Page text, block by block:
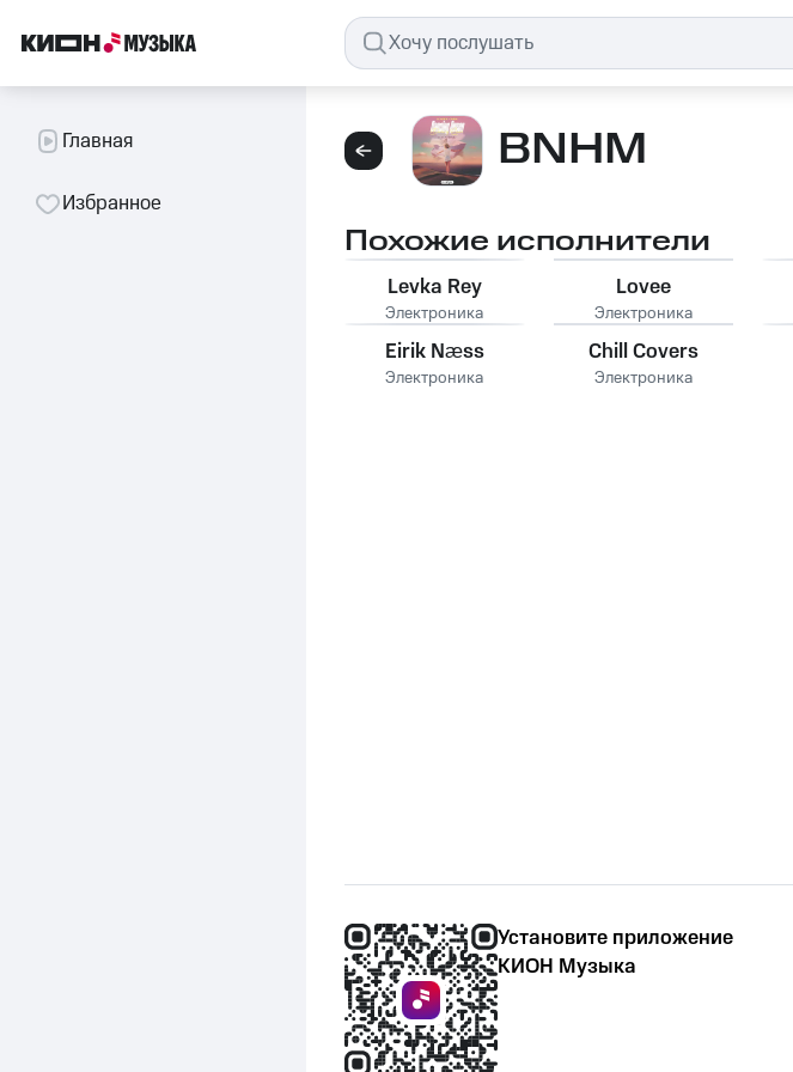
Главная
Избранное
BNHM
Похожие исполнители
Levka Rey
Электроника
Lovee
Электроника
Eirik Næss
Электроника
Chill Covers
Электроника
Установите приложение
КИОН Музыка